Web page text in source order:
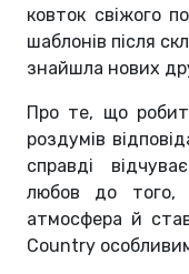
ковток свіжого
шаблонів після
знайшла нових
Про те, що
роздумів
справді
любов до
атмосфера й
Country